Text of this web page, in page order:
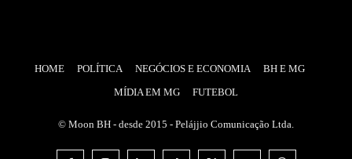
HOME POLÍTICA NEGÓCIOS E ECONOMIA
BH E MG
MÍDIA EM MG
FUTEBOL
© Moon BH - desde 2015 - Pelájjio Comunicação Ltda.